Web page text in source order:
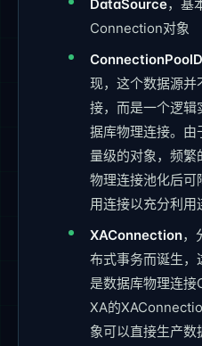
DataSource，基
Connection对象
现，这个数据源并
接，而是一个逻辑
据库物理连接。由
量级的对象，频繁
物理连接池化后可
用连接以充分利用
XAConnection，
布式事务而诞生，
是数据库物理连
XA的
象可以直接生产数